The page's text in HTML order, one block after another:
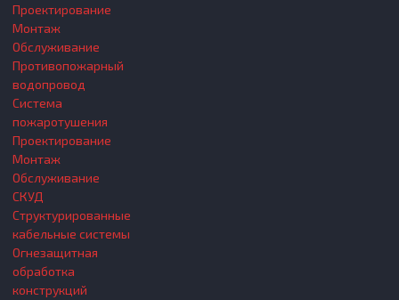
Проектирование
Монтаж
Обслуживание
Противопожарный
водопровод
Система
пожаротушения
Проектирование
Монтаж
Обслуживание
СКУД
Структурированные
кабельные системы
Огнезащитная
обработка
конструкций